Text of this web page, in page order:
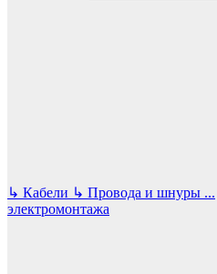
↳ Кабели ↳ Провода и шнуры ...
электромонтажа